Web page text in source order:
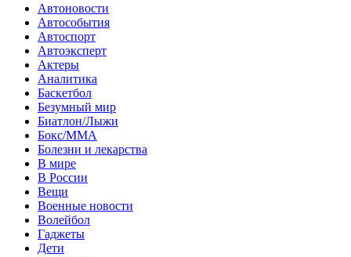
Автоновости
Автособытия
Автоспорт
Автоэксперт
Актеры
Аналитика
Баскетбол
Безумный мир
Биатлон/Лыжи
Бокс/MMA
Болезни и лекарства
В мире
В России
Вещи
Военные новости
Волейбол
Гаджеты
Дети